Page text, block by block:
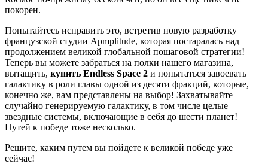
покорен.
Попытайтесь исправить это, встретив новую разработку
французской студии Apmplitude, которая постаралась над
продолжением великой глобальной пошаговой стратегии!
Теперь вы можете забраться на полки нашего магазина,
вытащить, купить Endless Space 2 и попытаться завоевать
галактику в роли главы одной из десяти фракций, которые,
конечно же, вам представлены на выбор! Захватывайте
случайно генерируемую галактику, в том числе целые
звездные системы, включающие в себя до шести планет!
Путей к победе тоже несколько.
Решите, каким путем вы пойдете к великой победе уже
сейчас!